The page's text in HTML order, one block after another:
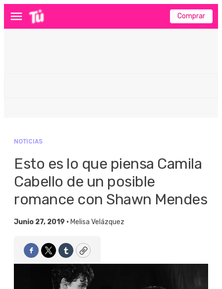
Menú Comprar
NOTICIAS
Esto es lo que piensa Camila
Cabello de un posible
romance con Shawn Mendes
Junio 27, 2019 • Melisa Velázquez
Facebook
TwitterTumblrCopy